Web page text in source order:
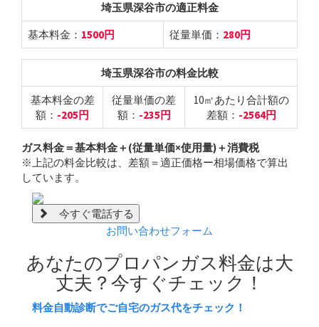
埼玉県深谷市の適正料金
基本料金： 1500円 従量単価： 280円
埼玉県深谷市の料金比較
基本料金の差
額： -205円
従量単価の差
額： -235円
10㎥あたり合計額の
差額： -2564円
ガス料金＝基本料金＋(従量単価×使用量)＋消費税
※上記の料金比較は、差額＝適正価格ー相場価格で算出
しています。
今すぐ電話する
お問い合わせフォーム
あなたのプロパンガス料金は大
丈夫？ 今すぐチェック！
料金自動診断でご自宅のガス代をチェック！